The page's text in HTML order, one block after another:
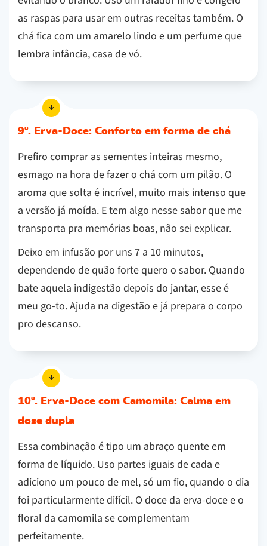
as raspas para usar em outras receitas também. O
chá fica com um amarelo lindo e um perfume que
lembra infância, casa de vó.
9º. Erva-Doce: Conforto em forma de chá
Prefiro comprar as sementes inteiras mesmo,
esmago na hora de fazer o chá com um pilão. O
aroma que solta é incrível, muito mais intenso que
a versão já moída. E tem algo nesse sabor que me
transporta pra memórias boas, não sei explicar.
Deixo em infusão por uns 7 a 10 minutos,
dependendo de quão forte quero o sabor. Quando
bate aquela indigestão depois do jantar, esse é
meu go-to. Ajuda na digestão e já prepara o corpo
pro descanso.
10º. Erva-Doce com Camomila: Calma em
dose dupla
Essa combinação é tipo um abraço quente em
forma de líquido. Uso partes iguais de cada e
adiciono um pouco de mel, só um fio, quando o dia
foi particularmente difícil. O doce da erva-doce e o
floral da camomila se complementam
perfeitamente.